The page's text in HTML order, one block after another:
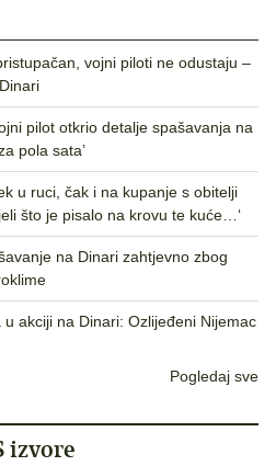
vojni piloti ne odustaju –
pilot otkrio detalje spašavanja na
pola sata’
u ruci, čak i na kupanje s obitelji
što je pisalo na krovu te kuće…‘
na Dinari zahtjevno zbog
u akciji na Dinari: Ozlijeđeni Nijemac
Pogledaj sve
izvore